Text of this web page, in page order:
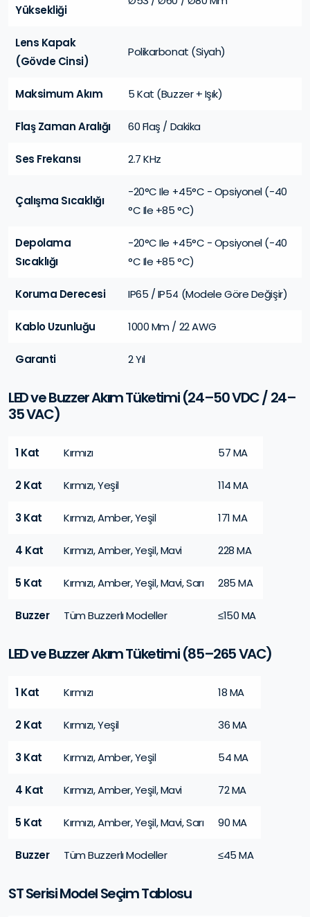
Yüksekliği
Lens Kapak
(Gövde Cinsi)
Polikarbonat (Siyah)
Maksimum Akım 5 Kat (Buzzer + Işık)
Flaş Zaman Aralığı 60 Flaş / Dakika
Ses Frekansı 2.7 KHz
Çalışma Sıcaklığı
-20°C Ile +45°C - Opsiyonel (-40
°C Ile +85 °C)
Depolama
Sıcaklığı
-20°C Ile +45°C - Opsiyonel (-40
°C Ile +85 °C)
Koruma Derecesi IP65 / IP54 (modele Göre Değişir)
Kablo Uzunluğu 1000 Mm / 22 AWG
Garanti 2 Yıl
LED ve Buzzer Akım Tüketimi (24–50 VDC / 24–
35 VAC)
1 Kat Kırmızı 57 MA
2 Kat Kırmızı, Yeşil 114 MA
3 Kat Kırmızı, Amber, Yeşil 171 MA
4 Kat Kırmızı, Amber, Yeşil, Mavi 228 MA
5 Kat Kırmızı, Amber, Yeşil, Mavi, Sarı 285 MA
Buzzer Tüm Buzzerlı Modeller ≤150 MA
LED ve Buzzer Akım Tüketimi (85–265 VAC)
1 Kat Kırmızı 18 MA
2 Kat Kırmızı, Yeşil 36 MA
3 Kat Kırmızı, Amber, Yeşil 54 MA
4 Kat Kırmızı, Amber, Yeşil, Mavi 72 MA
5 Kat Kırmızı, Amber, Yeşil, Mavi, Sarı 90 MA
Buzzer Tüm Buzzerlı Modeller ≤45 MA
ST Serisi Model Seçim Tablosu